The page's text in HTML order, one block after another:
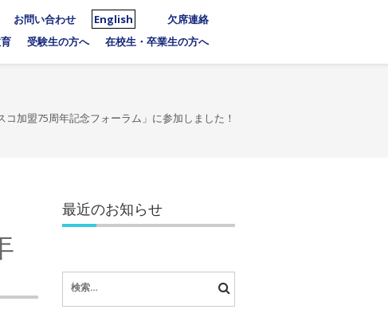
お問い合わせ English
欠席連絡
受験生の方へ 在校生・卒業生の方へ
コ加盟75周年記念フォーラム」に参加しました！
最近のお知らせ
索: